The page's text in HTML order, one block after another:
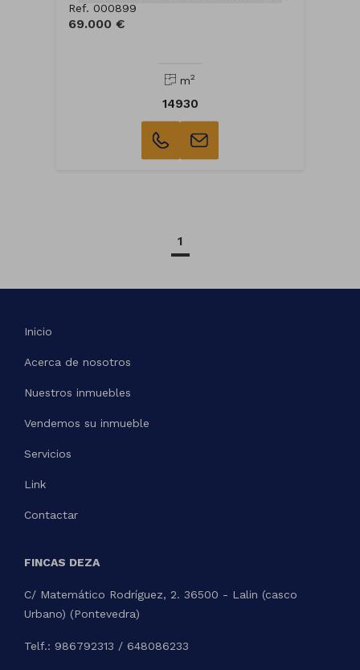
Ref. 000899
69.000 €
m2
14930
1
Inicio
Acerca de nosotros
Nuestros inmuebles
Vendemos su inmueble
Servicios
Link
Contactar
FINCAS DEZA
C/ Matemático Rodríguez, 2. 36500 - Lalin (casco
Urbano) (Pontevedra)
Telf.: 986792313 / 648086233